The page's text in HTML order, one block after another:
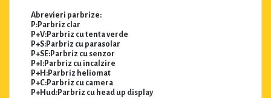
Abrevieri parbrize:
P:Parbriz clar
P+V:Parbriz cu tenta verde
P+S:Parbriz cu parasolar
P+SE:Parbriz cu senzor
P+I:Parbriz cu incalzire
P+H:Parbriz heliomat
P+C:Parbriz cu camera
P+Hud:Parbriz cu head up display